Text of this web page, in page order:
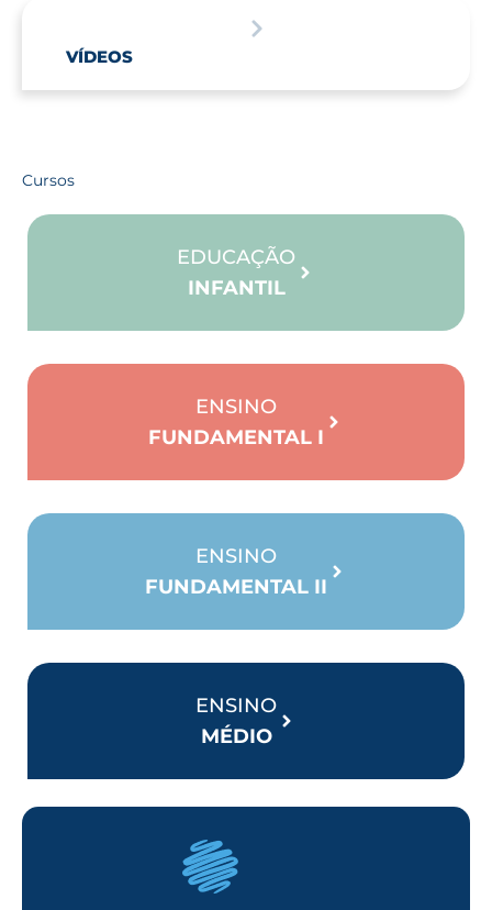
VÍDEOS
Cursos
EDUCAÇÃO
INFANTIL
ENSINO
FUNDAMENTAL I
ENSINO
FUNDAMENTAL II
ENSINO
MÉDIO